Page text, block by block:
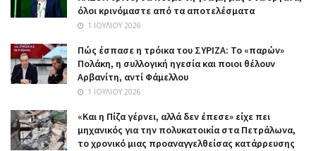
όλοι κρινόμαστε από τα αποτελέσματα
1 ΙΟΥΛΊΟΥ 2026
Πώς έσπασε η τρόικα του ΣΥΡΙΖΑ: Το «παρών»
Πολάκη, η συλλογική ηγεσία και ποιοι θέλουν
Αρβανίτη, αντί Φάμελλου
1 ΙΟΥΛΊΟΥ 2026
«Και η Πίζα γέρνει, αλλά δεν έπεσε» είχε πει
μηχανικός για την πολυκατοικία στα Πετράλωνα,
το χρονικό μιας προαναγγελθείσας κατάρρευσης